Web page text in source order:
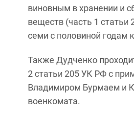
виновным в хранении и
веществ (часть 1 статьи
семи с половиной
Также Дудченко
2 статьи 205 УК РФ с
Владимиром Бурмаем и
военкомата.